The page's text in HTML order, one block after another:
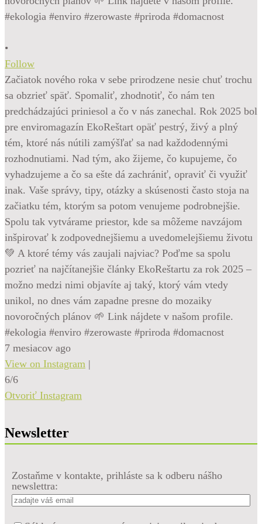
•
Follow
Začiatok nového roka v sebe prirodzene nesie chuť trochu
sa obzrieť späť. Spomaliť, zhodnotiť, čo nám ten
predchádzajúci priniesol a čo v nás zanechal. Rok 2025 bol
pre enviromagazín EkoReštart opäť pestrý, živý a plný
tém, ktoré nás nútili zamýšľať sa nad každodennými
rozhodnutiami. Nad tým, ako žijeme, čo kupujeme, čo
vyhadzujeme a čo sa ešte dá zachrániť, opraviť či využiť
inak. Vaše správy, tipy, otázky a skúsenosti často stoja na
začiatku tém, ktorým sa potom venujeme podrobnejšie.
Spolu tak vytvárame priestor, kde sa môžeme navzájom
inšpirovať k zodpovednejšiemu a uvedomelejšiemu životu
💚 A ktoré témy vás zaujali najviac? Poďme sa spolu
pozrieť na najčítanejšie články EkoReštartu za rok 2025 –
možno medzi nimi objavíte aj taký, ktorý vám vtedy
unikol, no dnes vám zapadne presne do mozaiky
novoročných plánov 🌱 Link nájdete v našom profile.
#ekologia #enviro #zerowaste #priroda #domacnost
7 mesiacov ago
View on Instagram |
6/6
Otvoriť Instagram
Newsletter
Zostaňme v kontakte, prihláste sa k odberu nášho
newslettra: